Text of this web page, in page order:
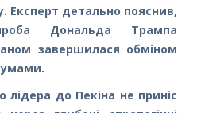
Експерт детально пояснив,
Дональда Трампа
завершилася обміном
лідера до Пекіна не приніс